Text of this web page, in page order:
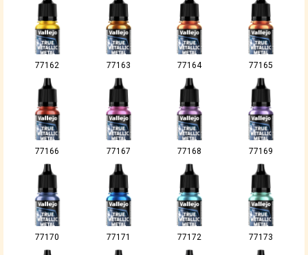
77162 77163 77164 77165
77166 77167 77168 77169
77170 77171 77172 77173